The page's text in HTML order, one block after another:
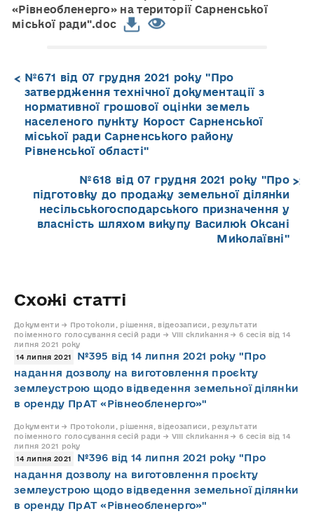
«Рівнеобленерго» на території Сарненської
міської ради".doc
№671 від 07 грудня 2021 року "Про
затвердження технічної документації з
нормативної грошової оцінки земель
населеного пункту Корост Сарненської
міської ради Сарненського району
Рівненської області"
№618 від 07 грудня 2021 року "Про
підготовку до продажу земельної ділянки
несільськогосподарського призначення у
власність шляхом викупу Василюк Оксані
Миколаївні"
Схожі статті
Документи → Протоколи, рішення, відеозаписи, результати
поіменного голосування сесій ради → VIII скликання → 6 сесія від 14
липня 2021 року
14 липня 2021
№395 від 14 липня 2021 року "Про
надання дозволу на виготовлення проєкту
землеустрою щодо відведення земельної ділянки
в оренду ПрАТ «Рівнеобленерго»"
Документи → Протоколи, рішення, відеозаписи, результати
поіменного голосування сесій ради → VIII скликання → 6 сесія від 14
липня 2021 року
14 липня 2021
№396 від 14 липня 2021 року "Про
надання дозволу на виготовлення проєкту
землеустрою щодо відведення земельної ділянки
в оренду ПрАТ «Рівнеобленерго»"